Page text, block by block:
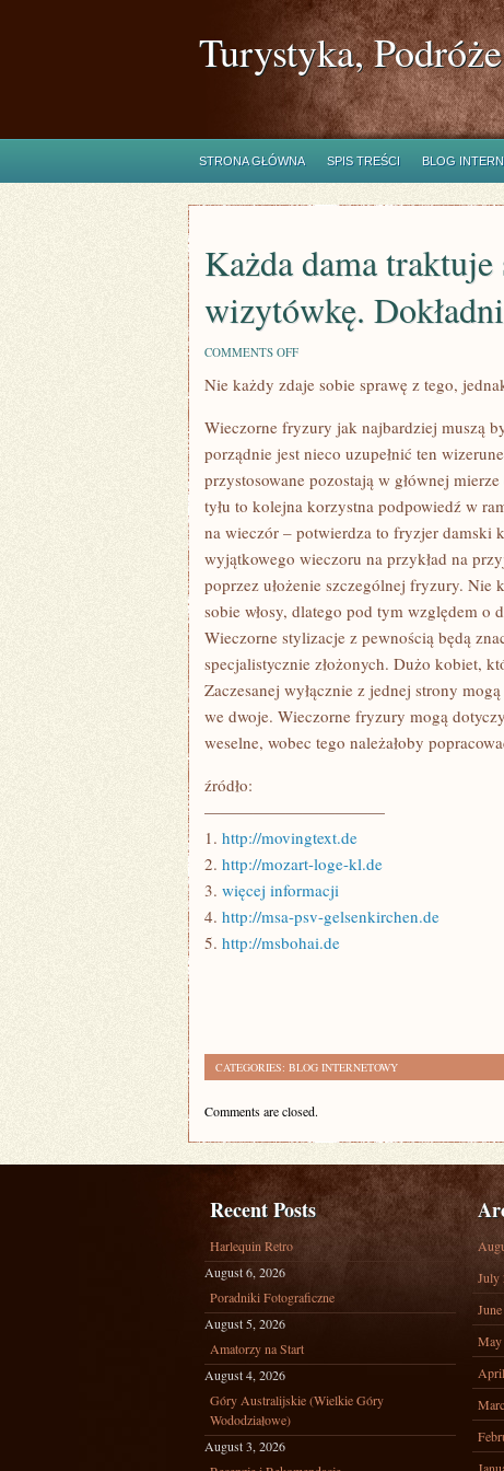
Turystyka, Podróże
STRONA GŁÓWNA SPIS TREŚCI BLOG
Każda dama
wizytówkę.
COMMENTS OFFON
DAMA
TRAKTUJE
DESIGN,
JAKO
WIZYTÓWKĘ.
DOKŁADNIE
ŁĄCZYMY
Nie każdy zdaje sobie sprawę z tego,
Wieczorne fryzury jak najbardziej muszą
porządnie jest nieco uzupełnić ten
przystosowane pozostają w głównej
tyłu to kolejna korzystna podpowiedź w
na wieczór – potwierdza to fryzjer damski
wyjątkowego wieczoru na przykład na
poprzez ułożenie szczególnej fryzury. Nie
sobie włosy, dlatego pod tym względem o
Wieczorne stylizacje z pewnością będą
specjalistycznie złożonych. Dużo kobiet,
Zaczesanej wyłącznie z jednej strony
we dwoje. Wieczorne fryzury mogą
weselne, wobec tego należałoby
źródło:
———————————
1. http://movingtext.de
2. http://mozart-loge-kl.de
3. więcej informacji
4. http://msa-psv-gelsenkirchen.de
5. http://msbohai.de
CATEGORIES: BLOG INTERNETOWY
Comments are closed.
Recent Posts
Harlequin Retro
August 6, 2026
Poradniki Fotograficzne
August 5, 2026
Amatorzy na Start
August 4, 2026
Góry Australijskie (Wielkie Góry
Wododziałowe)
August 3, 2026
July
May